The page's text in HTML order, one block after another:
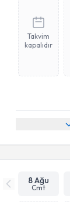
Takvim
kapalıdır
8 Ağu
Cmt